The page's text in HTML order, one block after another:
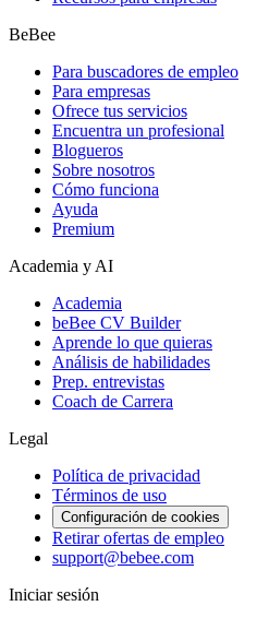
BeBee
Para buscadores de empleo
Para empresas
Ofrece tus servicios
Encuentra un profesional
Blogueros
Sobre nosotros
Cómo funciona
Ayuda
Premium
Academia y AI
Academia
beBee CV Builder
Aprende lo que quieras
Análisis de habilidades
Prep. entrevistas
Coach de Carrera
Legal
Política de privacidad
Términos de uso
Configuración de cookies
Retirar ofertas de empleo
support@bebee.com
Iniciar sesión